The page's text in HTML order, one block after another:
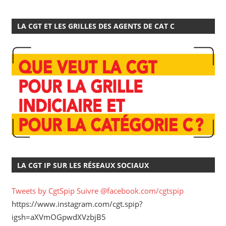
LA CGT ET LES GRILLES DES AGENTS DE CAT C
LA CGT IP SUR LES RÉSEAUX SOCIAUX
Tweets by CgtSpip Suivre @facebook.com/cgtspip
https://www.instagram.com/cgt.spip?
igsh=aXVmOGpwdXVzbjB5